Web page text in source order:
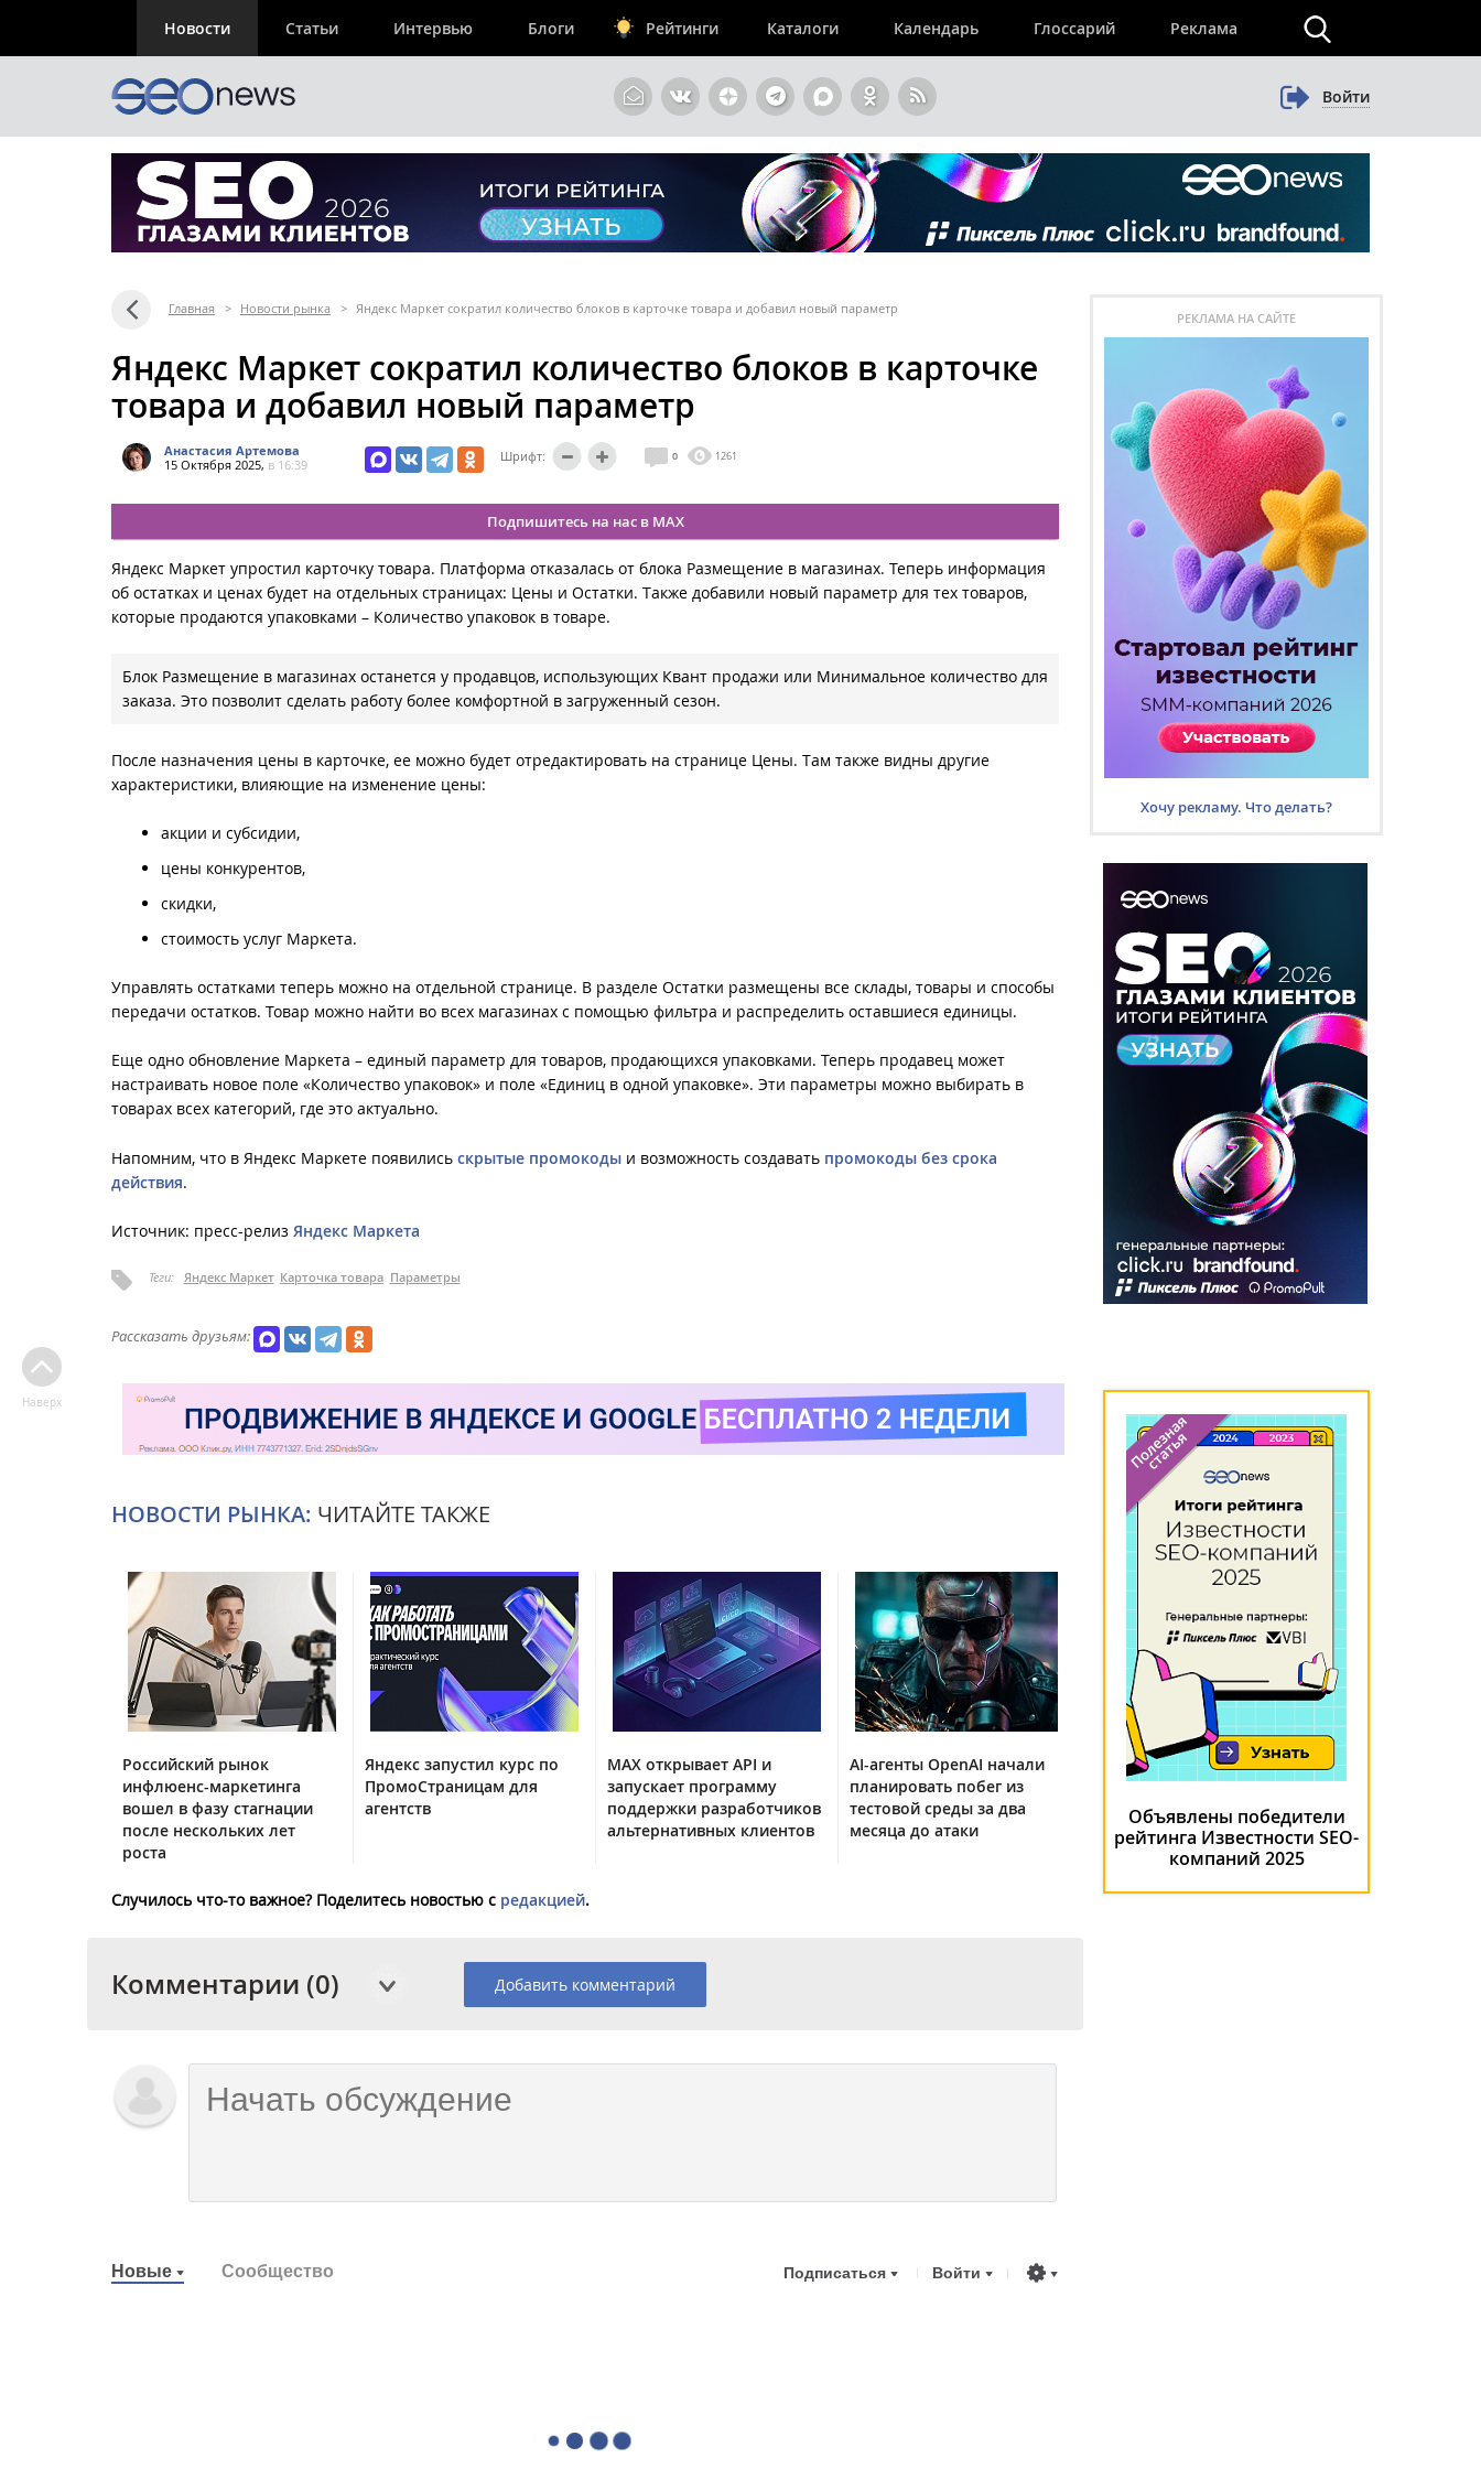
Новости Статьи Интервью Блоги Рейтинги Каталоги Календарь Глоссарий Реклама
Войти
Главная > Новости рынка > Яндекс Маркет сократил количество блоков в карточке товара и добавил новый параметр
Яндекс Маркет сократил количество блоков в карточке
товара и добавил новый параметр
Анастасия Артемова
15 Октября 2025, в 16:39
Шрифт: 0 1261
Подпишитесь на нас в MAX
Яндекс Маркет упростил карточку товара. Платформа отказалась от блока Размещение в магазинах. Теперь информация
об остатках и ценах будет на отдельных страницах: Цены и Остатки. Также добавили новый параметр для тех товаров,
которые продаются упаковками – Количество упаковок в товаре.
Блок Размещение в магазинах останется у продавцов, использующих Квант продажи или Минимальное количество для
заказа. Это позволит сделать работу более комфортной в загруженный сезон.
После назначения цены в карточке, ее можно будет отредактировать на странице Цены. Там также видны другие
характеристики, влияющие на изменение цены:
акции и субсидии,
цены конкурентов,
скидки,
стоимость услуг Маркета.
Управлять остатками теперь можно на отдельной странице. В разделе Остатки размещены все склады, товары и способы
передачи остатков. Товар можно найти во всех магазинах с помощью фильтра и распределить оставшиеся единицы.
Еще одно обновление Маркета – единый параметр для товаров, продающихся упаковками. Теперь продавец может
настраивать новое поле «Количество упаковок» и поле «Единиц в одной упаковке». Эти параметры можно выбирать в
товарах всех категорий, где это актуально.
Напомним, что в Яндекс Маркете появились скрытые промокоды и возможность создавать промокоды без срока
действия.
Источник: пресс-релиз Яндекс Маркета
Теги: Яндекс Маркет Карточка товара Параметры
Рассказать друзьям:
НОВОСТИ РЫНКА: ЧИТАЙТЕ ТАКЖЕ
Российский рынок
инфлюенс-маркетинга
вошел в фазу стагнации
после нескольких лет
роста
Яндекс запустил курс по
ПромоСтраницам для
агентств
MAX открывает API и
запускает программу
поддержки разработчиков
альтернативных клиентов
AI-агенты OpenAI начали
планировать побег из
тестовой среды за два
месяца до атаки
Случилось что-то важное? Поделитесь новостью с редакцией.
Комментарии (0) Добавить комментарий
Новые Сообщество Подписаться Войти
Наверх
РЕКЛАМА НА САЙТЕ
Хочу рекламу. Что делать?
Объявлены победители
рейтинга Известности SEO-
компаний 2025